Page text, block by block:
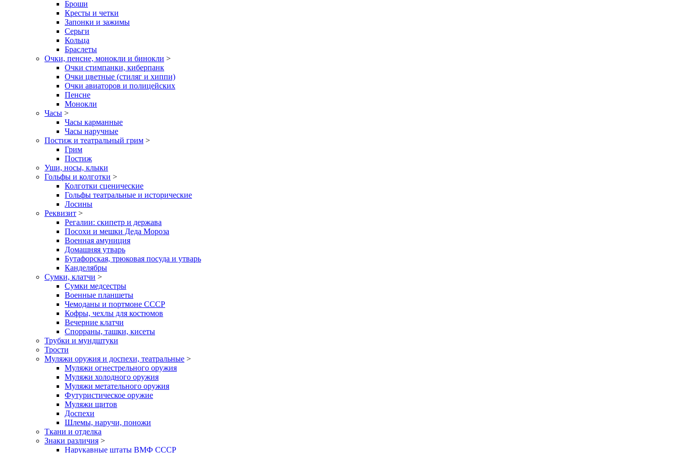
Броши
Кресты и четки
Запонки и зажимы
Серьги
Кольца
Браслеты
Очки, пенсне, монокли и бинокли >
Очки стимпанки, киберпанк
Очки цветные (стиляг и хиппи)
Очки авиаторов и полицейских
Пенсне
Монокли
Часы >
Часы карманные
Часы наручные
Постиж и театральный грим >
Грим
Постиж
Уши, носы, клыки
Гольфы и колготки >
Колготки сценические
Гольфы театральные и исторические
Лосины
Реквизит >
Регалии: скипетр и держава
Посохи и мешки Деда Мороза
Военная амуниция
Домашняя утварь
Бутафорская, трюковая посуда и утварь
Канделябры
Сумки, клатчи >
Сумки медсестры
Военные планшеты
Чемоданы и портмоне СССР
Кофры, чехлы для костюмов
Вечерние клатчи
Спорраны, ташки, кисеты
Трубки и мундштуки
Трости
Муляжи оружия и доспехи, театральные >
Муляжи огнестрельного оружия
Муляжи холодного оружия
Муляжи метательного оружия
Футуристическое оружие
Муляжи щитов
Доспехи
Шлемы, наручи, поножи
Ткани и отделка
Знаки различия >
Нарукавные штаты ВМФ СССР